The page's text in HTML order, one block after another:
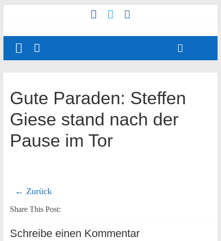
Gute Paraden: Steffen
Giese stand nach der
Pause im Tor
← Zurück
Share This Post:
Schreibe einen Kommentar